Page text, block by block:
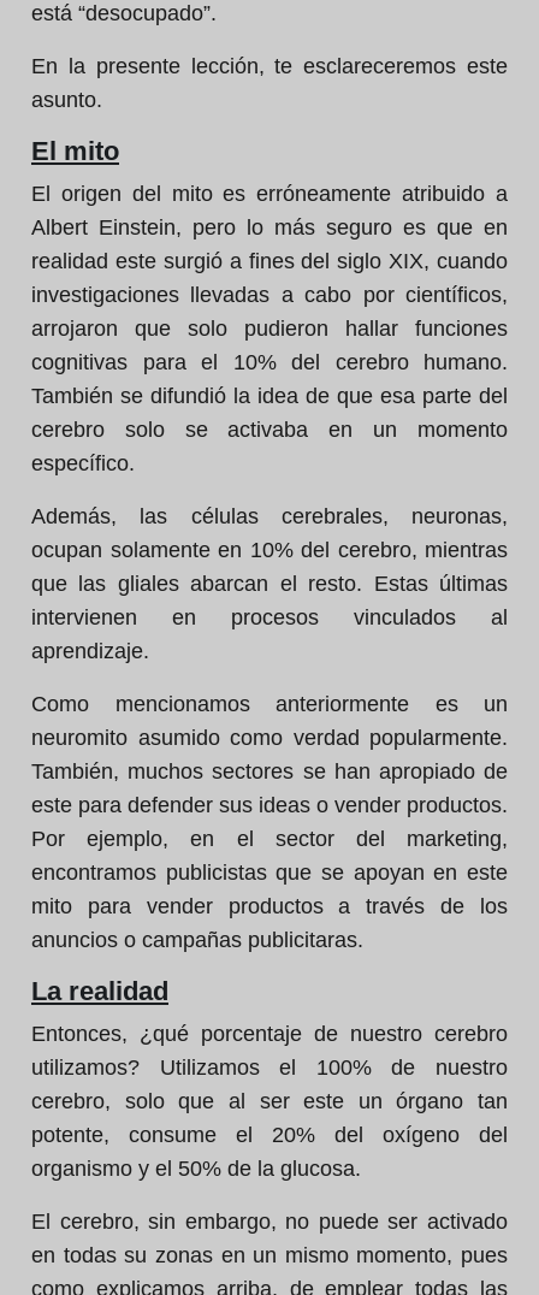
está “desocupado”.
En la presente lección, te esclareceremos este
asunto.
El mito
El origen del mito es erróneamente atribuido a
Albert Einstein, pero lo más seguro es que en
realidad este surgió a fines del siglo XIX, cuando
investigaciones llevadas a cabo por científicos,
arrojaron que solo pudieron hallar funciones
cognitivas para el 10% del cerebro humano.
También se difundió la idea de que esa parte del
cerebro solo se activaba en un momento
específico.
Además, las células cerebrales, neuronas,
ocupan solamente en 10% del cerebro, mientras
que las gliales abarcan el resto. Estas últimas
intervienen en procesos vinculados al
aprendizaje.
Como mencionamos anteriormente es un
neuromito asumido como verdad popularmente.
También, muchos sectores se han apropiado de
este para defender sus ideas o vender productos.
Por ejemplo, en el sector del marketing,
encontramos publicistas que se apoyan en este
mito para vender productos a través de los
anuncios o campañas publicitaras.
La realidad
Entonces, ¿qué porcentaje de nuestro cerebro
utilizamos? Utilizamos el 100% de nuestro
cerebro, solo que al ser este un órgano tan
potente, consume el 20% del oxígeno del
organismo y el 50% de la glucosa.
El cerebro, sin embargo, no puede ser activado
en todas su zonas en un mismo momento, pues
como explicamos arriba, de emplear todas las